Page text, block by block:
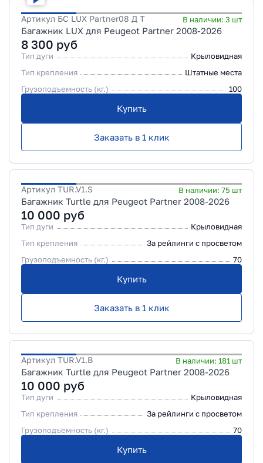
Артикул БС LUX Partner08 Д Т В наличии: 3 шт
Багажник LUX для Peugeot Partner 2008-2026
8 300 руб
Тип дуги
Крыловидная
Тип крепления
Штатные места
Грузоподъемность (кг.)
100
Купить
Заказать в 1 клик
Артикул TUR.V1.S В наличии: 75 шт
Багажник Turtle для Peugeot Partner 2008-2026
10 000 руб
Тип дуги
Крыловидная
Тип крепления
За рейлинги с просветом
Грузоподъемность (кг.)
70
Купить
Заказать в 1 клик
Артикул TUR.V1.B В наличии: 181 шт
Багажник Turtle для Peugeot Partner 2008-2026
10 000 руб
Тип дуги
Крыловидная
Тип крепления
За рейлинги с просветом
Грузоподъемность (кг.)
70
Купить